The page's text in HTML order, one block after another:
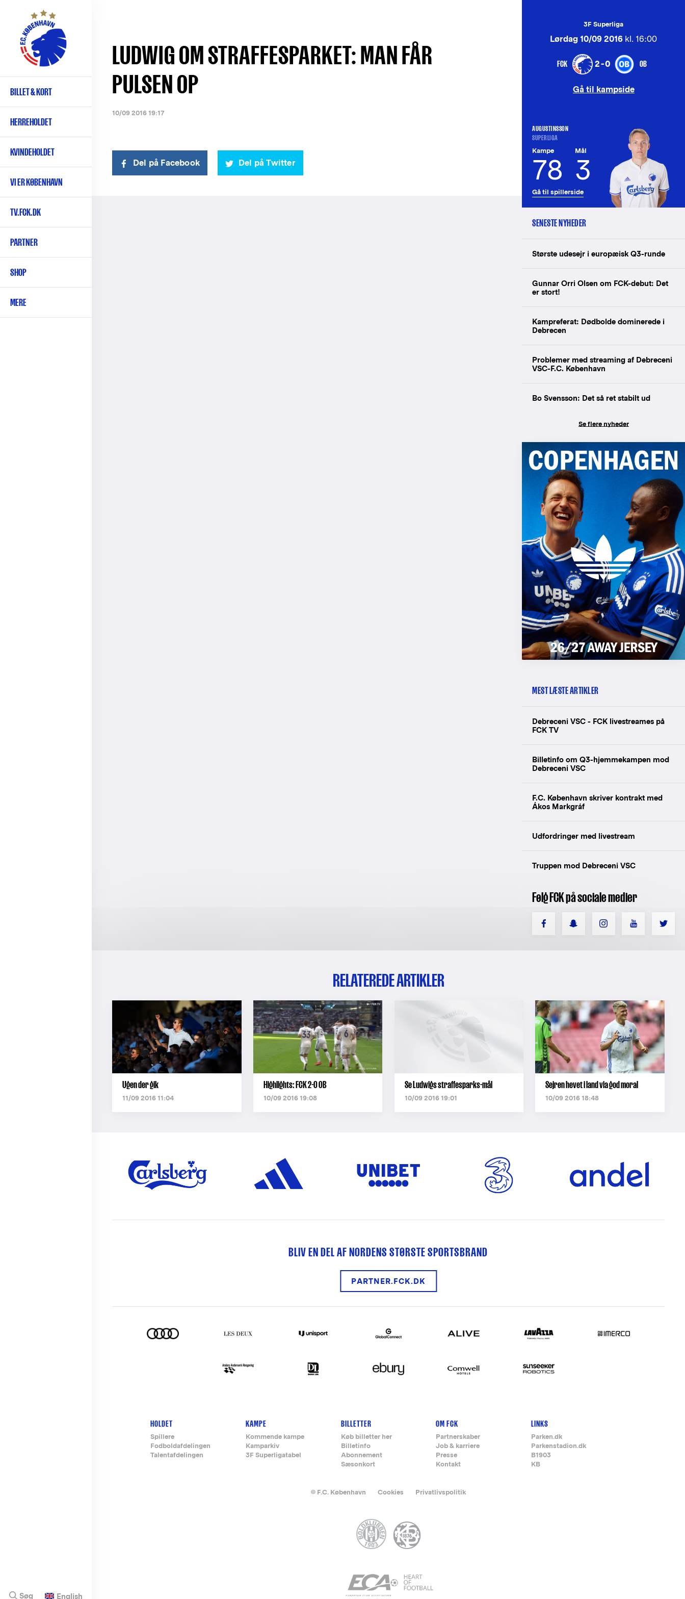
hovedindhold
Primær
navigation
BILLET & KORT
HERREHOLDET
KVINDEHOLDET
VI ER KØBENHAVN
TV.FCK.DK
PARTNER
SHOP
MERE
English
Søg
LUDWIG OM STRAFFESPARKET: MAN FÅR
PULSEN OP
10/09 2016 19:17
Del på Facebook Del på Twitter
3F Superliga
Lørdag 10/09 2016 kl. 16:00
FCK 2-0 OB
Gå til kampside
AUGUSTINSSON
SUPERLIGA
Kampe
78
Mål
3
Gå til spillerside
SENESTE NYHEDER
Største udesejr i europæisk Q3-runde
Gunnar Orri Olsen om FCK-debut: Det
er stort!
Kampreferat: Dødbolde dominerede i
Debrecen
Problemer med streaming af Debreceni
VSC-F.C. København
Bo Svensson: Det så ret stabilt ud
Se flere nyheder
MEST LÆSTE ARTIKLER
Debreceni VSC - FCK livestreames på
FCK TV
Billetinfo om Q3-hjemmekampen mod
Debreceni VSC
F.C. København skriver kontrakt med
Ákos Markgráf
Udfordringer med livestream
Truppen mod Debreceni VSC
Følg FCK på sociale medier
RELATEREDE ARTIKLER
Ugen der gik
11/09 2016 11:04
Highlights: FCK 2-0 OB
10/09 2016 19:08
Se Ludwigs straffesparks-mål
10/09 2016 19:01
Sejren hevet i land via god moral
10/09 2016 18:48
BLIV EN DEL AF NORDENS STØRSTE SPORTSBRAND
PARTNER.FCK.DK
Footer-
menu
HOLDET
Spillere
Fodboldafdelingen
Talentafdelingen
KAMPE
Kommende kampe
Kamparkiv
3F Superligatabel
BILLETTER
Køb billetter her
Billetinfo
Abonnement
Sæsonkort
OM FCK
Partnerskaber
Job & karriere
Presse
Kontakt
LINKS
Parken.dk
Parkenstadion.dk
B1903
KB
© F.C. København Cookies Privatlivspolitik